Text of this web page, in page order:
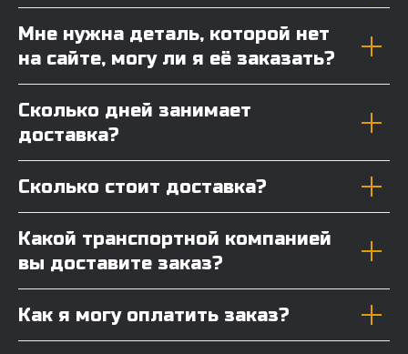
Мне нужна деталь, которой нет
на сайте, могу ли я её заказать?
Сколько дней занимает
доставка?
Сколько стоит доставка?
Какой транспортной компанией
вы доставите заказ?
Как я могу оплатить заказ?